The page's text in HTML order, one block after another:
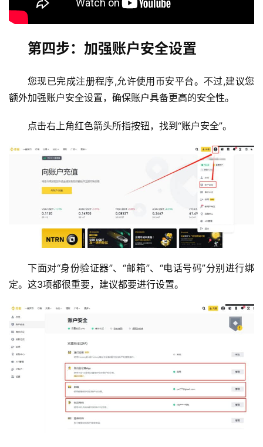
第四步：加强账户安全设置
您现已完成注册程序,允许使用币安平台。不过,建议您
额外加强账户安全设置，确保账户具备更高的安全性。
点击右上角红色箭头所指按钮，找到“账户安全”。
下面对“身份验证器”、“邮箱”、“电话号码”分别进行绑
定。这3项都很重要，建议都要进行设置。